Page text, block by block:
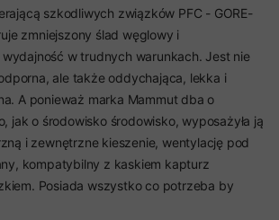
szkodliwych związków PFC - GORE-
zmniejszony ślad węglowy i
w trudnych warunkach. Jest nie
ale także oddychająca, lekka i
A ponieważ marka Mammut dba o
jak o środowisko środowisko, wyposażyła ją
i zewnętrzne kieszenie, wentylację pod
kompatybilny z kaskiem kapturz
Posiada wszystko co potrzeba by